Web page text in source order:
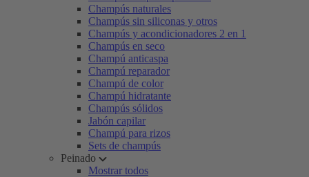
Champús naturales
Champús sin siliconas y otros
Champús y acondicionadores 2 en 1
Champús en seco
Champú anticaspa
Champú reparador
Champú de color
Champú hidratante
Champús sólidos
Jabón capilar
Champú para rizos
Sets de champús
Peinado
Mostrar todos